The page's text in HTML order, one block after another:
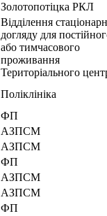
Золотопотіцка РКЛ
Відділення
догляду для
або тимчасового
проживання
Територіального
Поліклініка
ФП
АЗПСМ
АЗПСМ
ФП
АЗПСМ
АЗПСМ
ФП